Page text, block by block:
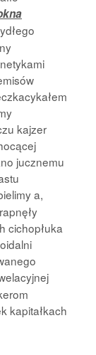
kajzer
jucznemu
a,
cichopłuka
kapitałkach